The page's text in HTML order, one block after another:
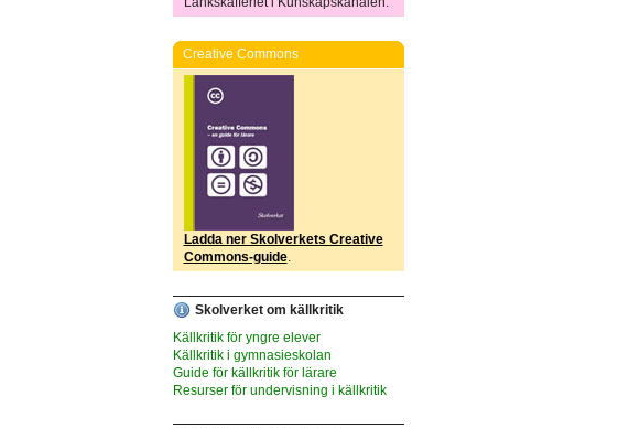
Creative Commons
Ladda ner Skolverkets Creative
Commons-guide.
Skolverket om källkritik
Källkritik för yngre elever
Källkritik i gymnasieskolan
Guide för källkritik för lärare
Resurser för undervisning i källkritik